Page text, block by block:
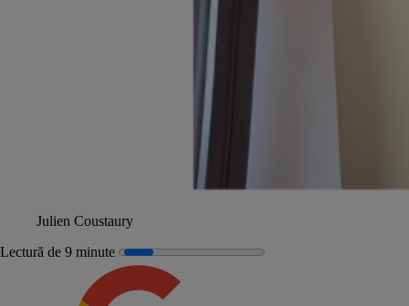
Julien Coustaury
Lectură de 9 minute